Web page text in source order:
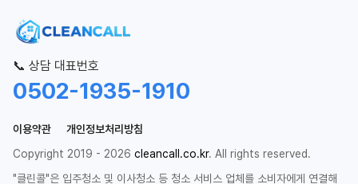
📞 상담 대표번호
0502-1935-1910
이용약관
개인정보처리방침
Copyright 2019 - 2026 cleancall.co.kr. All rights reserved.
"클린콜"은 입주청소 및 이사청소 등 청소 서비스 업체를 소비자에게 연결해